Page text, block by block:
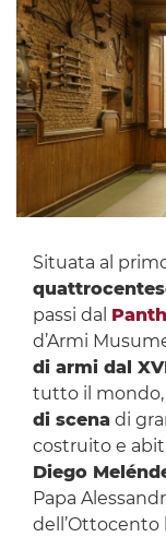
Situata al
passi dal
d’Armi
di armi dal
tutto il mondo,
di scena di
costruito e
Diego
Papa
dell’Ottocento